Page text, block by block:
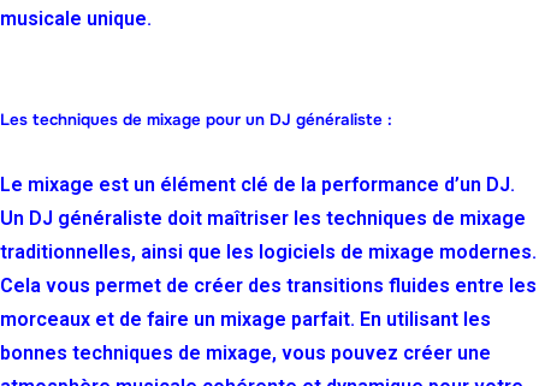
musicale unique.
Les techniques de mixage pour un DJ généraliste :
Le mixage est un élément clé de la performance d’un DJ.
Un DJ généraliste doit maîtriser les techniques de mixage
traditionnelles, ainsi que les logiciels de mixage modernes.
Cela vous permet de créer des transitions fluides entre les
morceaux et de faire un mixage parfait. En utilisant les
bonnes techniques de mixage, vous pouvez créer une